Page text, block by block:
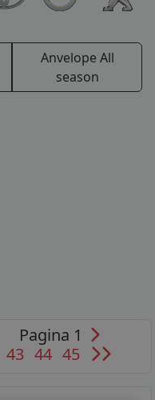
Anvelope All
season
Pagina 1
43 44 45